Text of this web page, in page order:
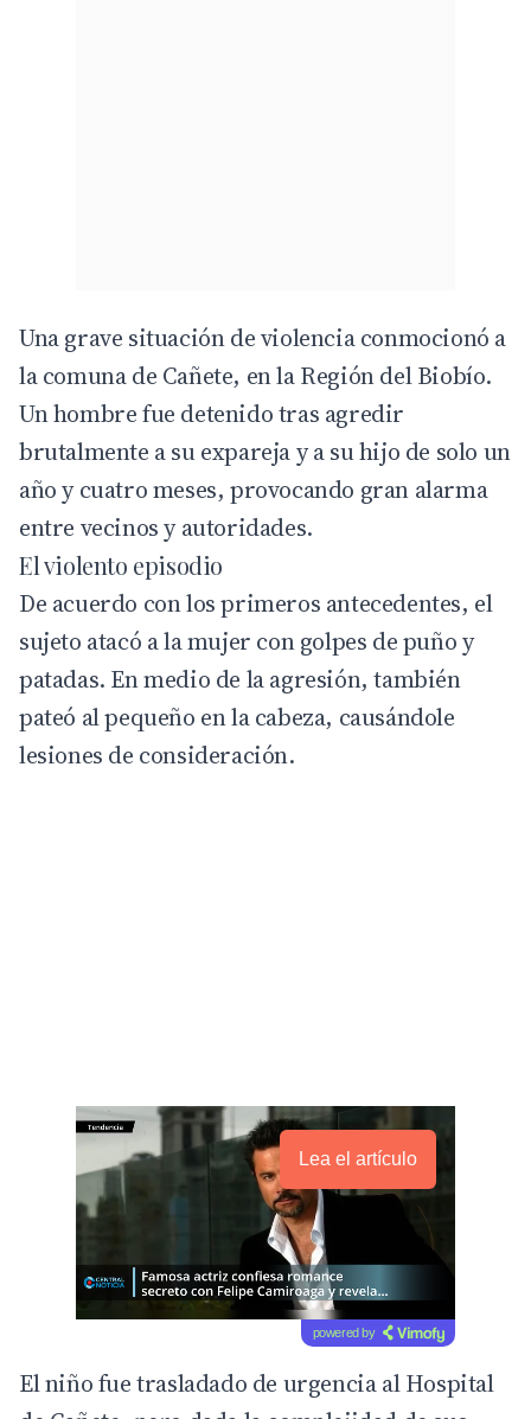
Una grave situación de violencia conmocionó a
la comuna de Cañete, en la Región del Biobío.
Un hombre fue detenido tras agredir
brutalmente a su expareja y a su hijo de solo un
año y cuatro meses, provocando gran alarma
entre vecinos y autoridades.
El violento episodio
De acuerdo con los primeros antecedentes, el
sujeto atacó a la mujer con golpes de puño y
patadas. En medio de la agresión, también
pateó al pequeño en la cabeza, causándole
lesiones de consideración.
Lea el artículo
powered by
El niño fue trasladado de urgencia al Hospital